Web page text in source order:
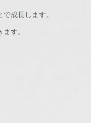
成長します。
す。